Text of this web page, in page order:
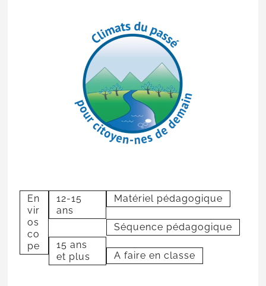
En
vir
os
co
pe
12-15
ans
15 ans
et plus
Matériel pédagogique
Séquence pédagogique
A faire en classe